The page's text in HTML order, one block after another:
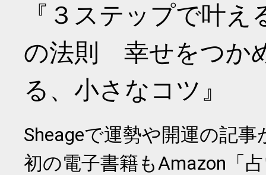
『３ステップで叶
の法則 幸せをつか
る、小さなコツ』
Sheageで運勢や開運の記
初の電子書籍もAmazon「